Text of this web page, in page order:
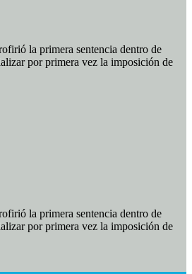
la primera sentencia dentro de
por primera vez la imposición de
la primera sentencia dentro de
por primera vez la imposición de